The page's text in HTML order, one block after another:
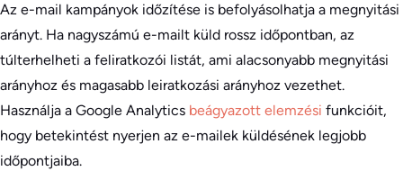
Az e-mail kampányok időzítése is befolyásolhatja a megnyitási
arányt. Ha nagyszámú e-mailt küld rossz időpontban, az
túlterhelheti a feliratkozói listát, ami alacsonyabb megnyitási
arányhoz és magasabb leiratkozási arányhoz vezethet.
Használja a Google Analytics beágyazott elemzési funkcióit,
hogy betekintést nyerjen az e-mailek küldésének legjobb
időpontjaiba.